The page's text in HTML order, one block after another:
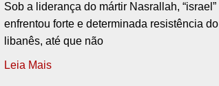
Sob a liderança do mártir Nasrallah, “israel”
enfrentou forte e determinada resistência
libanês, até que não
Leia Mais